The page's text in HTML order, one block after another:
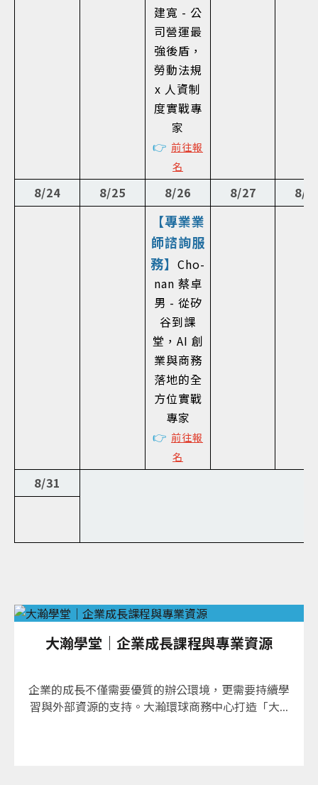
建寬 - 公
司營運最
強後盾，
勞動法規
x 人資制
度實戰專
家
👉 前往報
名
8/24 8/25 8/26 8/27 8/
【專業業
師諮詢服
務】 Cho-
nan 蔡卓
男 - 從矽
谷到課
堂，AI 創
業與商務
落地的全
方位實戰
專家
👉 前往報
名
8/31
大瀚學堂｜企業成長課程與專業資源
企業的成長不僅需要優質的辦公環境，更需要持續學
習與外部資源的支持。大瀚環球商務中心打造「大...